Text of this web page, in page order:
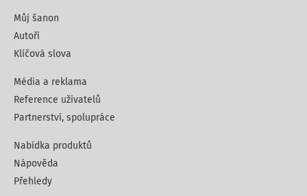
Můj šanon
Autoři
Klíčová slova
Média a reklama
Reference uživatelů
Partnerství, spolupráce
Nabídka produktů
Nápověda
Přehledy